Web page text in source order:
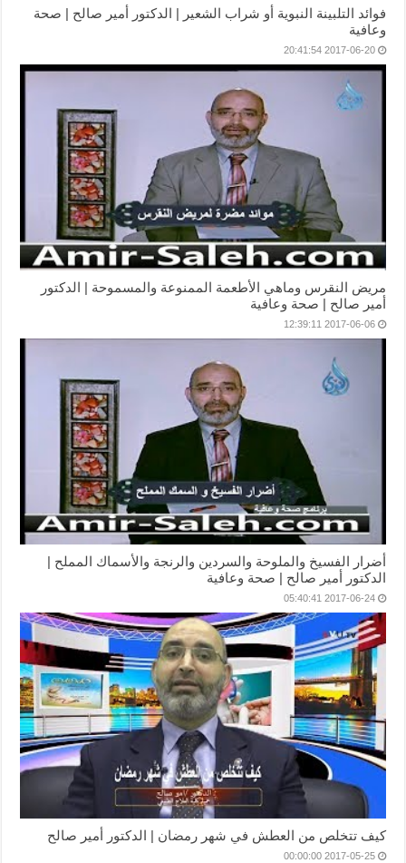
فوائد التلبينة النبوية أو شراب الشعير | الدكتور أمير صالح | صحة
وعافية
2017-06-20 20:41:54
مريض النقرس وماهي الأطعمة الممنوعة والمسموحة | الدكتور
أمير صالح | صحة وعافية
2017-06-06 12:39:11
أضرار الفسيخ والملوحة والسردين والرنجة والأسماك المملح |
الدكتور أمير صالح | صحة وعافية
2017-06-24 05:40:41
كيف تتخلص من العطش في شهر رمضان | الدكتور أمير صالح
2017-05-25 00:00:00